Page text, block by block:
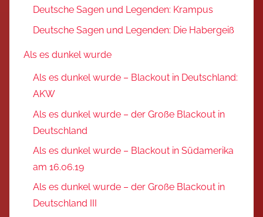
Deutsche Sagen und Legenden: Krampus
Deutsche Sagen und Legenden: Die Habergeiß
Als es dunkel wurde
Als es dunkel wurde – Blackout in Deutschland:
AKW
Als es dunkel wurde – der Große Blackout in
Deutschland
Als es dunkel wurde – Blackout in Südamerika
am 16.06.19
Als es dunkel wurde – der Große Blackout in
Deutschland III